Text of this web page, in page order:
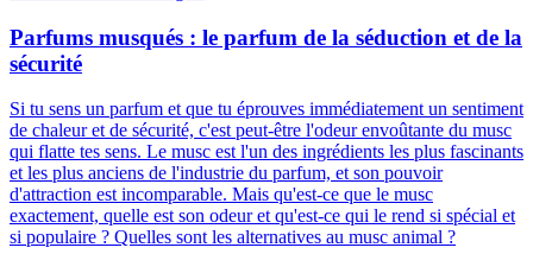
Parfums musqués : le parfum de la séduction et de la
sécurité
Si tu sens un parfum et que tu éprouves immédiatement un sentiment
de chaleur et de sécurité, c'est peut-être l'odeur envoûtante du musc
qui flatte tes sens. Le musc est l'un des ingrédients les plus fascinants
et les plus anciens de l'industrie du parfum, et son pouvoir
d'attraction est incomparable. Mais qu'est-ce que le musc
exactement, quelle est son odeur et qu'est-ce qui le rend si spécial et
si populaire ? Quelles sont les alternatives au musc animal ?